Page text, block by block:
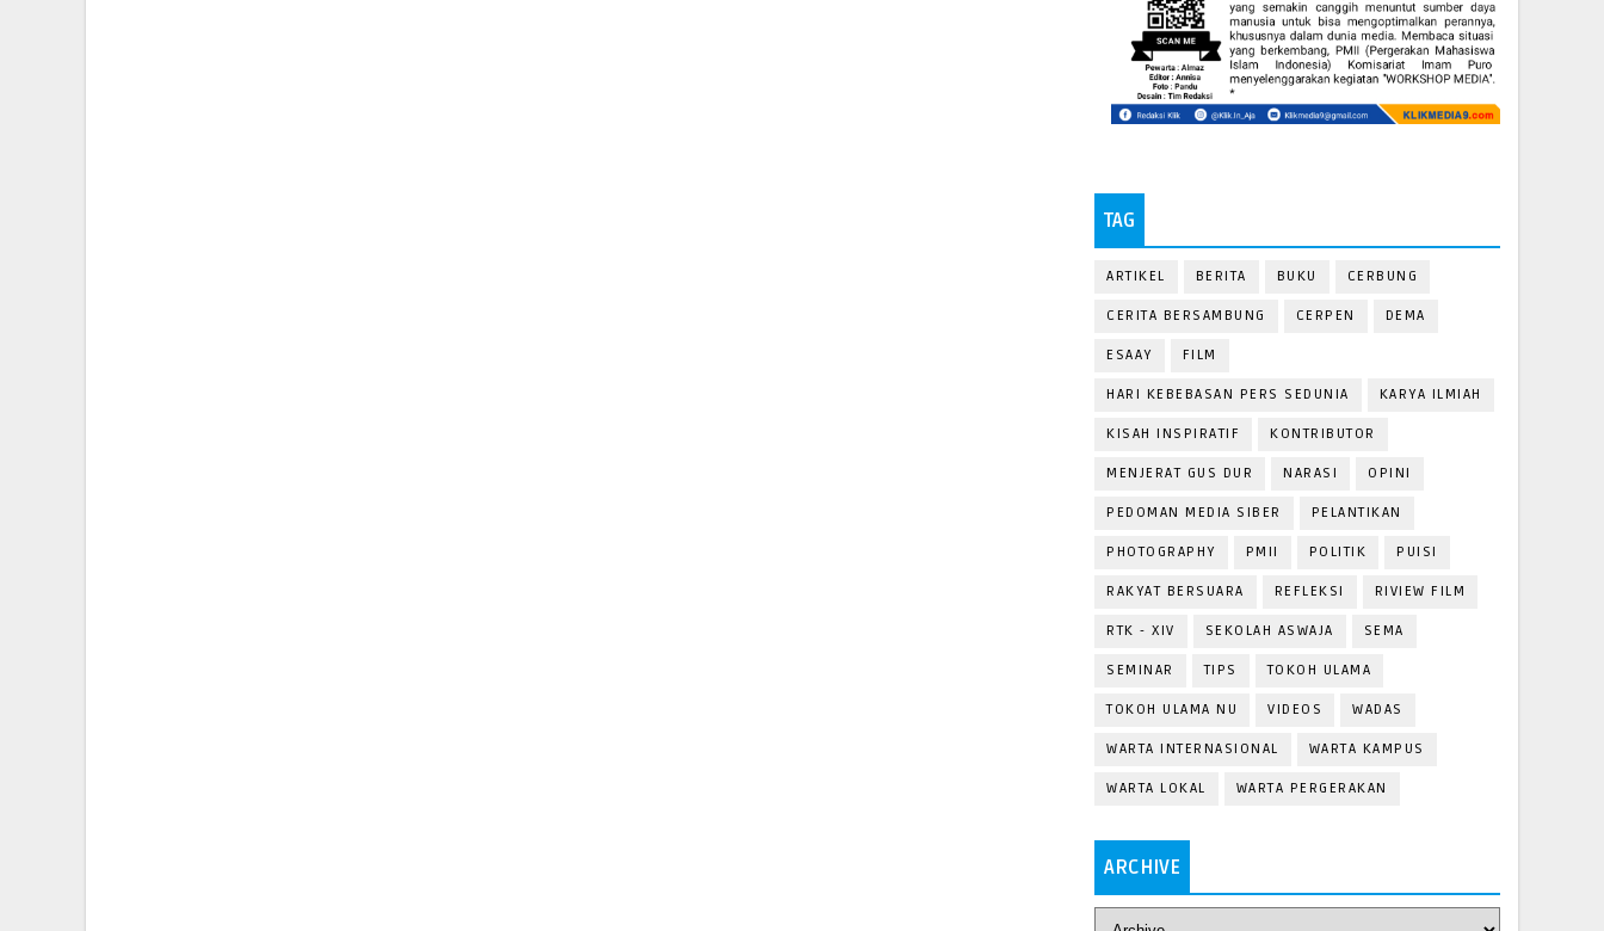
TAG
ARTIKEL BERITA BUKU CERBUNG
CERITA BERSAMBUNG CERPEN DEMA
ESAAY FILM
HARI KEBEBASAN PERS SEDUNIA KARYA ILMIAH
KISAH INSPIRATIF KONTRIBUTOR
MENJERAT GUS DUR NARASI OPINI
PEDOMAN MEDIA SIBER PELANTIKAN
PHOTOGRAPHY PMII POLITIK PUISI
RAKYAT BERSUARA REFLEKSI RIVIEW FILM
RTK - XIV SEKOLAH ASWAJA SEMA
SEMINAR TIPS TOKOH ULAMA
TOKOH ULAMA NU VIDEOS WADAS
WARTA INTERNASIONAL WARTA KAMPUS
WARTA LOKAL WARTA PERGERAKAN
ARCHIVE